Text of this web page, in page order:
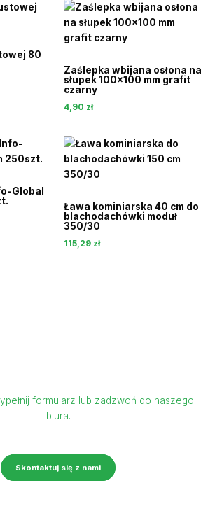
80
Zaślepka wbijana osłona na
słupek 100×100 mm grafit
czarny
4,90 zł
Global
Ława kominiarska 40 cm do
blachodachówki moduł
350/30
115,29 zł
formularz lub zadzwoń do naszego
biura.
Skontaktuj się z nami